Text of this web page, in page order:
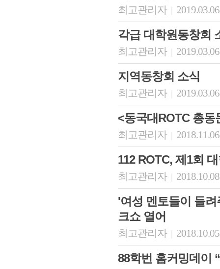
최고관리자
각급 대학원동창회
최고관리자
지역동창회 소식
최고관리자
<동국대ROTC 총
최고관리자
112 ROTC, 제1회
최고관리자
'여성 멘토들이 들
크쇼 열어
최고관리자
88학번 홈커밍데이